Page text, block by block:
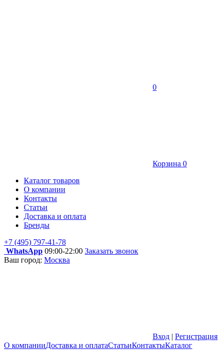
0
Корзина 0
Каталог товаров
О компании
Контакты
Статьи
Доставка и оплата
Бренды
+7 (495) 797-41-78
WhatsApp 09:00-22:00 Заказать звонок
Ваш город: Москва
Вход | Регистрация
О компанииДоставка и оплатаСтатьиКонтактыКаталог